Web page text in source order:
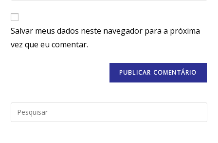
Salvar meus dados neste navegador para a próxima
vez que eu comentar.